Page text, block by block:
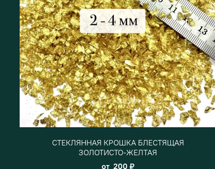
СТЕКЛЯННАЯ КРОШКА БЛЕСТЯЩАЯ
ЗОЛОТИСТО-ЖЕЛТАЯ
от 200 ₽